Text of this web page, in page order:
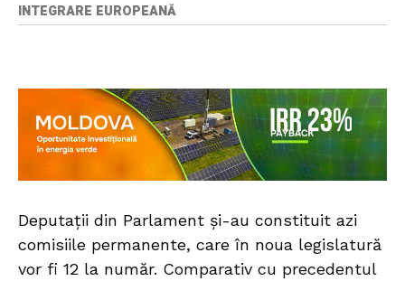
INTEGRARE EUROPEANĂ
Deputații din Parlament și-au constituit azi
comisiile permanente, care în noua legislatură
vor fi 12 la număr. Comparativ cu precedentul